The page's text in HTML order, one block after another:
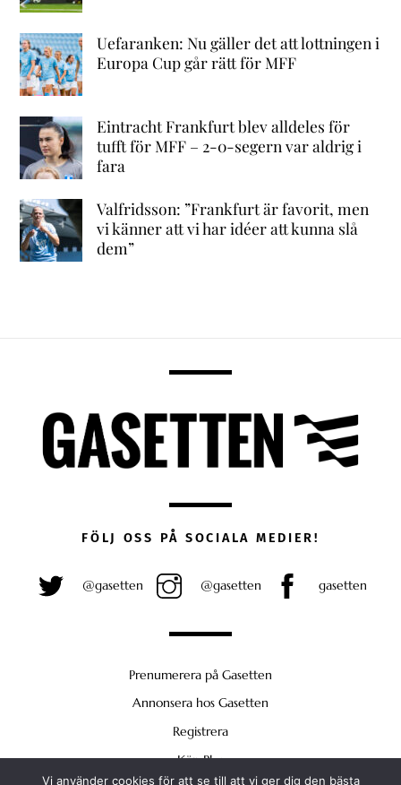
Uefaranken: Nu gäller det att lottningen i
Europa Cup går rätt för MFF
Eintracht Frankfurt blev alldeles för
tufft för MFF – 2-0-segern var aldrig i
fara
Valfridsson: ”Frankfurt är favorit, men
vi känner att vi har idéer att kunna slå
dem”
FÖLJ OSS PÅ SOCIALA MEDIER!
@gasetten @gasetten gasetten
Prenumerera på Gasetten
Annonsera hos Gasetten
Registrera
Köp Plus
Vi använder cookies för att se till att vi ger dig den bästa